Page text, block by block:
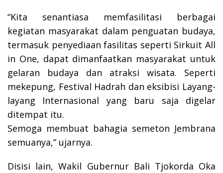
“Kita senantiasa memfasilitasi berbagai
kegiatan masyarakat dalam penguatan budaya,
termasuk penyediaan fasilitas seperti Sirkuit All
in One, dapat dimanfaatkan masyarakat untuk
gelaran budaya dan atraksi wisata. Seperti
mekepung, Festival Hadrah dan eksibisi Layang-
layang Internasional yang baru saja digelar
ditempat itu.
Semoga membuat bahagia semeton Jembrana
semuanya,” ujarnya.
Disisi lain, Wakil Gubernur Bali Tjokorda Oka